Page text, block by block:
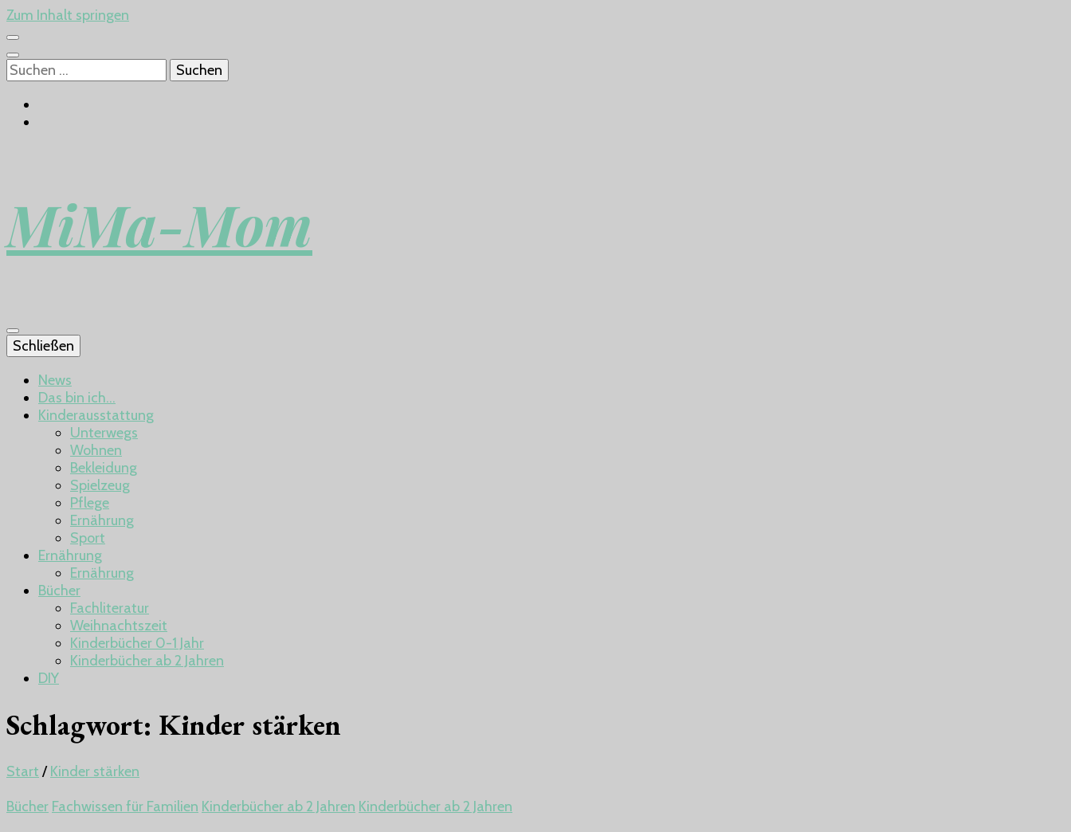
Zum Inhalt springen
Suchen
nach:
MiMa-Mom
Schließen
News
Das bin ich…
Kinderausstattung
Unterwegs
Wohnen
Bekleidung
Spielzeug
Pflege
Ernährung
Sport
Ernährung
Ernährung
Bücher
Fachliteratur
Weihnachtszeit
Kinderbücher 0-1 Jahr
Kinderbücher ab 2 Jahren
DIY
Schlagwort: Kinder stärken
Start / Kinder stärken
Bücher Fachwissen für Familien Kinderbücher ab 2 Jahren Kinderbücher ab 2 Jahren